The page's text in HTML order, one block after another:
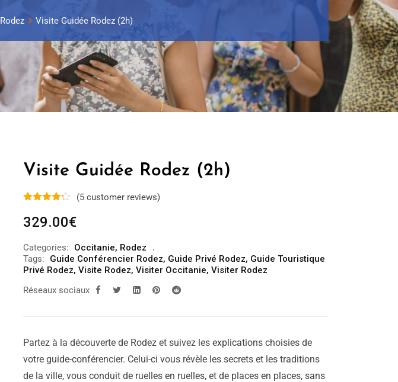
Rodez Visite Guidée Rodez (2h)
Visite Guidée Rodez (2h)
(5 customer reviews)
329.00€
Categories: Occitanie, Rodez
Tags:
Guide Conférencier Rodez, Guide Privé Rodez, Guide Touristique
Privé Rodez, Visite Rodez, Visiter Occitanie, Visiter Rodez
Réseaux sociaux
Partez à la découverte de Rodez et suivez les explications choisies de
votre guide-conférencier. Celui-ci vous révèle les secrets et les traditions
de la ville, vous conduit de ruelles en ruelles, et de places en places, sans